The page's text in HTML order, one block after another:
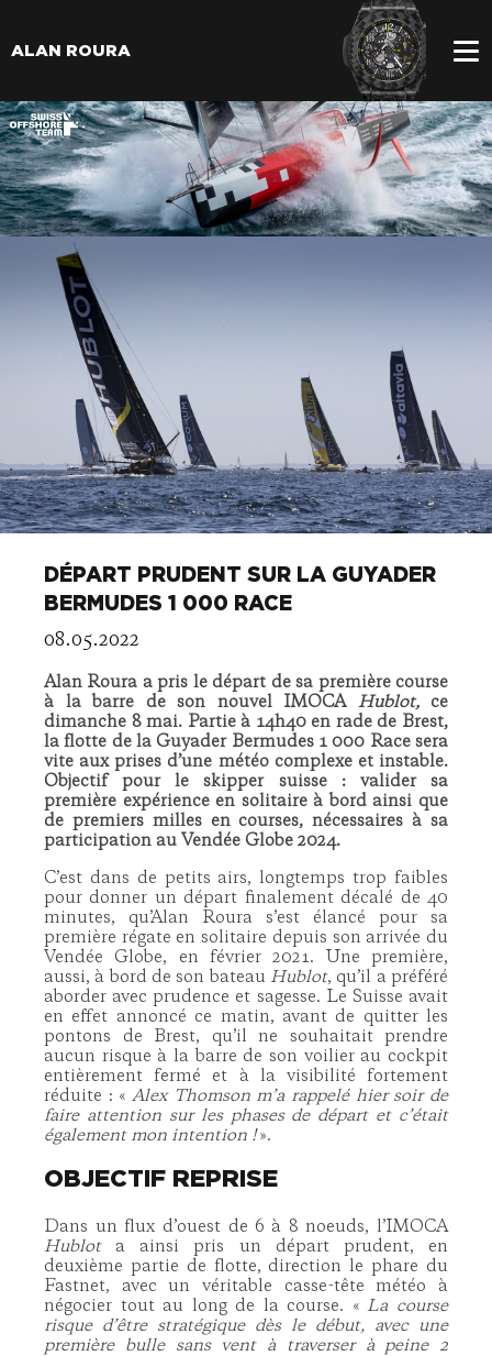
ALAN ROURA
DÉPART PRUDENT SUR LA GUYADER
BERMUDES 1 000 RACE
08.05.2022
Alan Roura a pris le départ de sa première course
à la barre de son nouvel IMOCA Hublot,ce
dimanche 8 mai. Partie à 14h40 en rade de Brest,
la flotte de la Guyader Bermudes 1 000 Race sera
vite aux prises d’une météo complexe et instable.
Objectif pour le skipper suisse : valider sa
première expérience en solitaire à bord ainsi que
de premiers milles en courses, nécessaires à sa
participation au Vendée Globe 2024.
C’est dans de petits airs, longtemps trop faibles
pour donner un départ finalement décalé de 40
minutes, qu’Alan Roura s’est élancé pour sa
première régate en solitaire depuis son arrivée du
Vendée Globe, en février 2021. Une première,
aussi, à bord de son bateau Hublot, qu’il a préféré
aborder avec prudence et sagesse. Le Suisse avait
en effet annoncé ce matin, avant de quitter les
pontons de Brest, qu’il ne souhaitait prendre
aucun risque à la barre de son voilier au cockpit
entièrement fermé et à la visibilité fortement
réduite : « Alex Thomson m’a rappelé hier soir de
faire attention sur les phases de départ et c’était
également mon intention !».
OBJECTIF REPRISE
Dans un flux d’ouest de 6 à 8 noeuds, l’IMOCA
Hublota ainsi pris un départ prudent, en
deuxième partie de flotte, direction le phare du
Fastnet, avec un véritable casse-tête météo à
négocier tout au long de la course. «La course
risque d’être stratégique dès le début, avec une
première bulle sans vent à traverser à peine 2